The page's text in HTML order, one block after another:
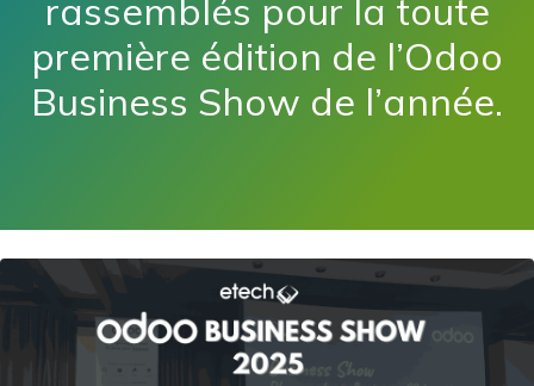
rassemblés pour la toute
première édition de l’Odoo
Business Show de l’année.